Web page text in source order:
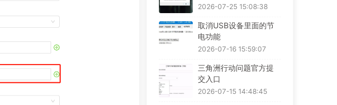
2026-07-25 15:08:38
取消USB设备里面的节
电功能
2026-07-16 15:59:07
三角洲行动问题官方提
交入口
2026-07-15 14:48:45